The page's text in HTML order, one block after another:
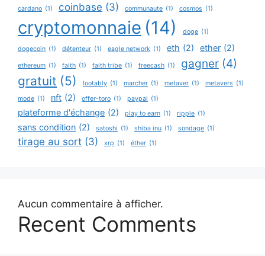
cardano (1) coinbase (3) communaute (1) cosmos (1)
cryptomonnaie (14) doge (1)
dogecoin (1) détenteur (1) eagle network (1) eth (2) ether (2)
ethereum (1) faith (1) faith tribe (1) freecash (1) gagner (4)
gratuit (5) lootably (1) marcher (1) metaver (1) metavers (1)
mode (1) nft (2) offer-toro (1) paypal (1)
plateforme d'échange (2) play to earn (1) ripple (1)
sans condition (2) satoshi (1) shiba inu (1) sondage (1)
tirage au sort (3) xrp (1) éther (1)
Aucun commentaire à afficher.
Recent Comments